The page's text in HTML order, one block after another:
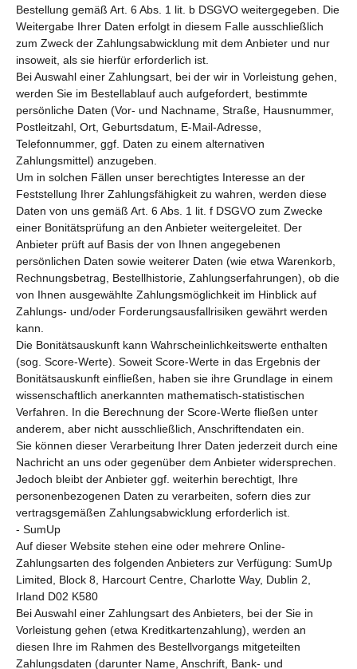
Bestellung gemäß Art. 6 Abs. 1 lit. b DSGVO weitergegeben. Die
Weitergabe Ihrer Daten erfolgt in diesem Falle ausschließlich
zum Zweck der Zahlungsabwicklung mit dem Anbieter und nur
insoweit, als sie hierfür erforderlich ist.
Bei Auswahl einer Zahlungsart, bei der wir in Vorleistung gehen,
werden Sie im Bestellablauf auch aufgefordert, bestimmte
persönliche Daten (Vor- und Nachname, Straße, Hausnummer,
Postleitzahl, Ort, Geburtsdatum, E-Mail-Adresse,
Telefonnummer, ggf. Daten zu einem alternativen
Zahlungsmittel) anzugeben.
Um in solchen Fällen unser berechtigtes Interesse an der
Feststellung Ihrer Zahlungsfähigkeit zu wahren, werden diese
Daten von uns gemäß Art. 6 Abs. 1 lit. f DSGVO zum Zwecke
einer Bonitätsprüfung an den Anbieter weitergeleitet. Der
Anbieter prüft auf Basis der von Ihnen angegebenen
persönlichen Daten sowie weiterer Daten (wie etwa Warenkorb,
Rechnungsbetrag, Bestellhistorie, Zahlungserfahrungen), ob die
von Ihnen ausgewählte Zahlungsmöglichkeit im Hinblick auf
Zahlungs- und/oder Forderungsausfallrisiken gewährt werden
kann.
Die Bonitätsauskunft kann Wahrscheinlichkeitswerte enthalten
(sog. Score-Werte). Soweit Score-Werte in das Ergebnis der
Bonitätsauskunft einfließen, haben sie ihre Grundlage in einem
wissenschaftlich anerkannten mathematisch-statistischen
Verfahren. In die Berechnung der Score-Werte fließen unter
anderem, aber nicht ausschließlich, Anschriftendaten ein.
Sie können dieser Verarbeitung Ihrer Daten jederzeit durch eine
Nachricht an uns oder gegenüber dem Anbieter widersprechen.
Jedoch bleibt der Anbieter ggf. weiterhin berechtigt, Ihre
personenbezogenen Daten zu verarbeiten, sofern dies zur
vertragsgemäßen Zahlungsabwicklung erforderlich ist.
- SumUp
Auf dieser Website stehen eine oder mehrere Online-
Zahlungsarten des folgenden Anbieters zur Verfügung: SumUp
Limited, Block 8, Harcourt Centre, Charlotte Way, Dublin 2,
Irland D02 K580
Bei Auswahl einer Zahlungsart des Anbieters, bei der Sie in
Vorleistung gehen (etwa Kreditkartenzahlung), werden an
diesen Ihre im Rahmen des Bestellvorgangs mitgeteilten
Zahlungsdaten (darunter Name, Anschrift, Bank- und